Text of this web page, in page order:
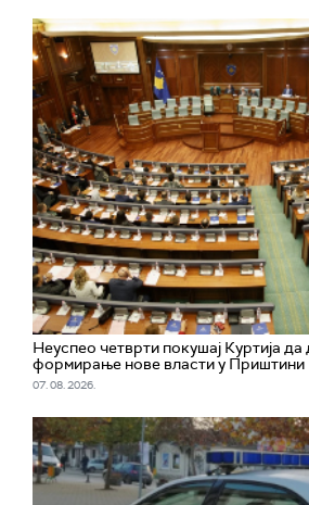
Неуспео четврти покушај Куртија
формирање нове власти у Приштини
07. 08. 2026.